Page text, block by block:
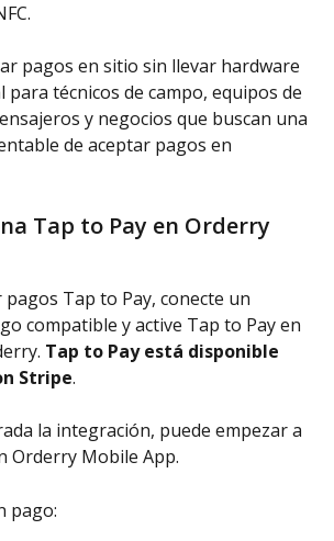
pagos en sitio sin llevar hardware
para técnicos de campo, equipos de
y negocios que buscan una
de aceptar pagos en
Tap to Pay en Orderry
Tap to Pay, conecte un
compatible y active Tap to Pay en
Tap to Pay está disponible
Stripe.
la integración, puede empezar a
Orderry Mobile App.
pago: